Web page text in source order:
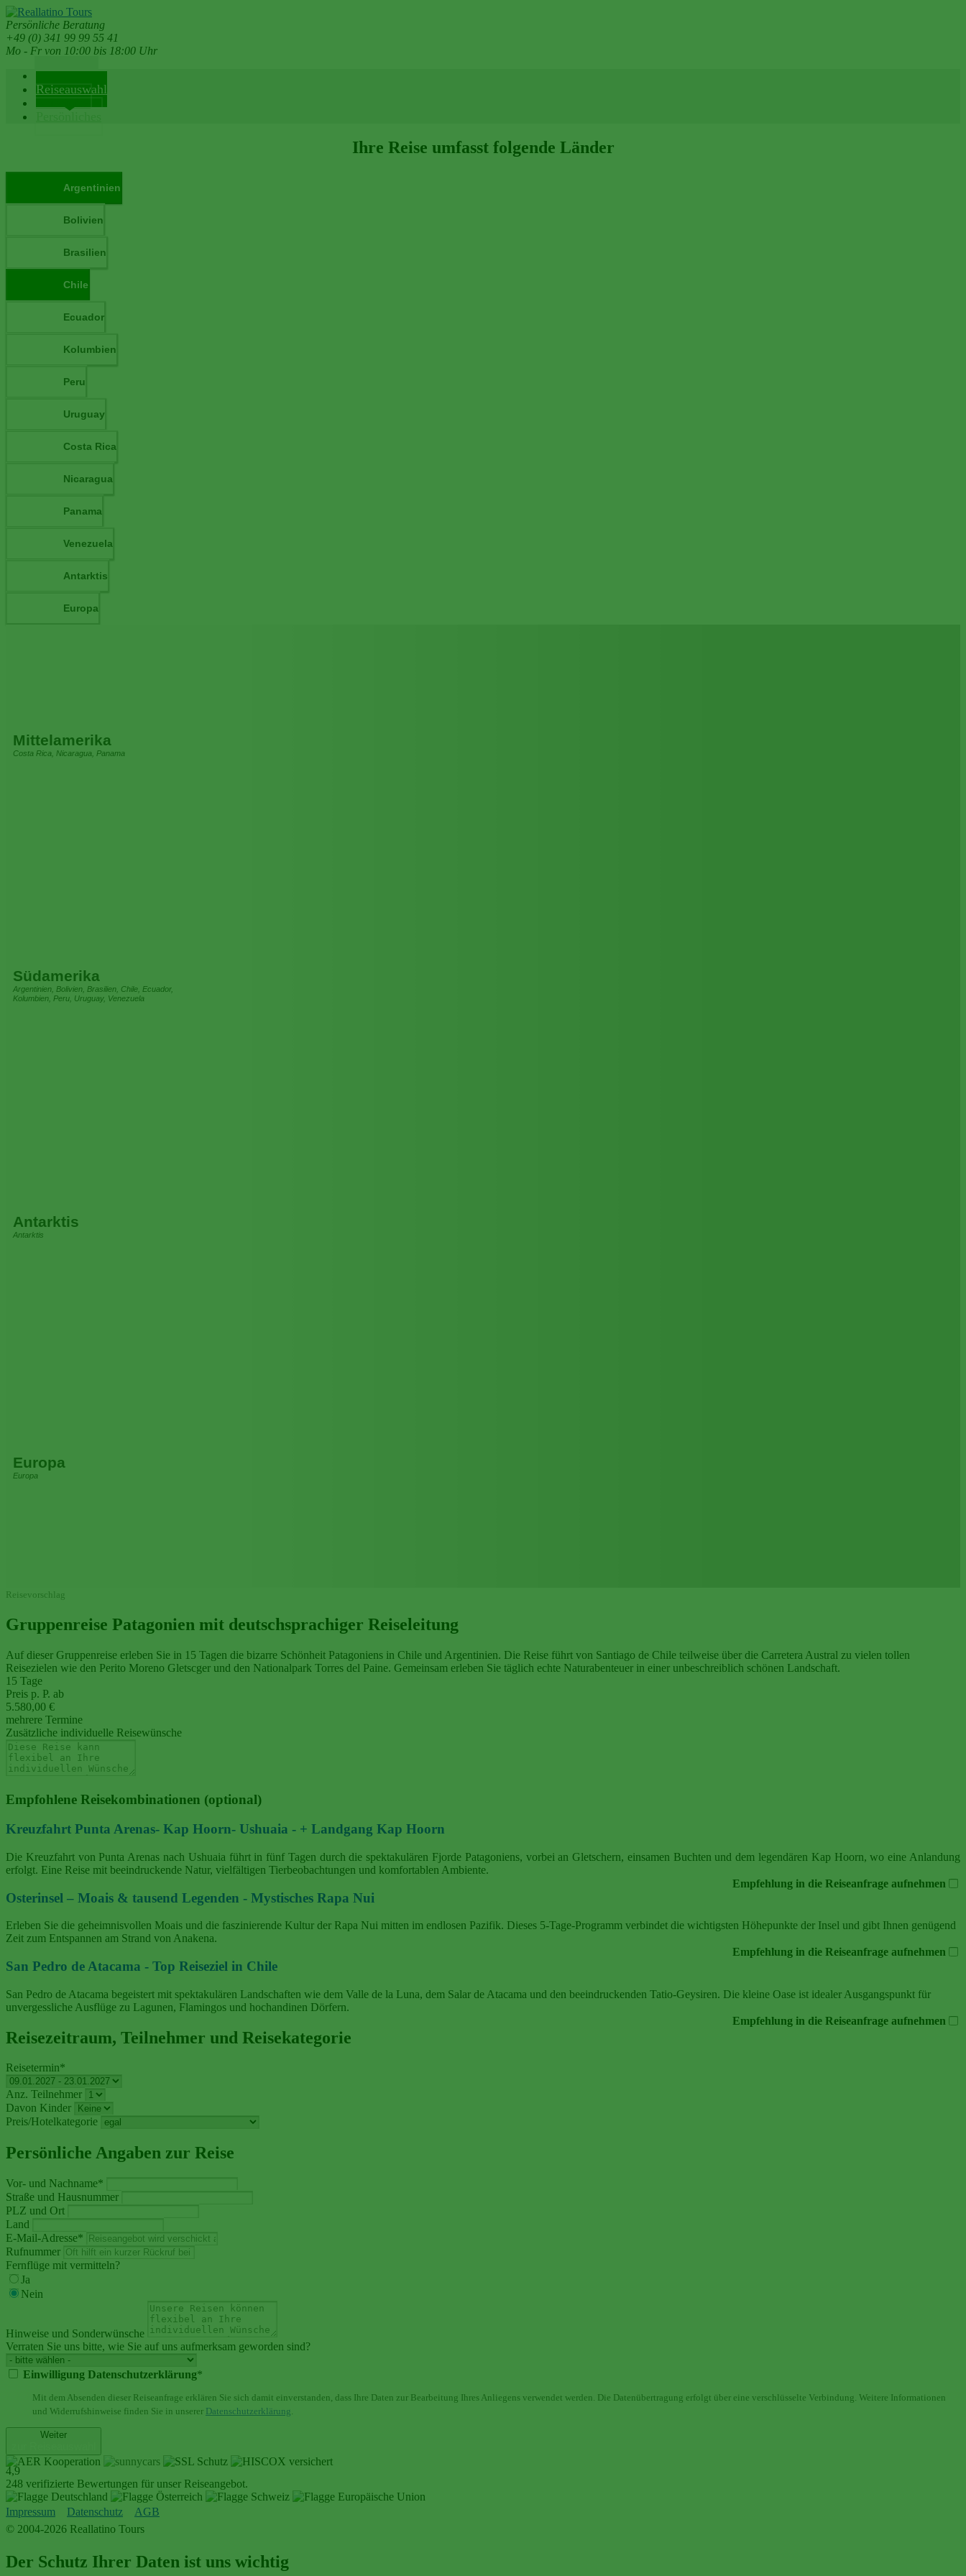
Persönliche Beratung
+49 (0) 341 99 99 55 41
Mo - Fr von 10:00 bis 18:00 Uhr
Reiseländer
Reiseauswahl
Ihre Reise umfasst folgende Länder
Argentinien
Bolivien
Brasilien
Chile
Ecuador
Kolumbien
Peru
Uruguay
Costa Rica
Nicaragua
Panama
Venezuela
Antarktis
Europa
Mittelamerika
Costa Rica, Nicaragua, Panama
Südamerika
Argentinien, Bolivien, Brasilien, Chile, Ecuador,
Kolumbien, Peru, Uruguay, Venezuela
Antarktis
Antarktis
Europa
Europa
Reisevorschlag
Gruppenreise Patagonien mit deutschsprachiger Reiseleitung
Auf dieser Gruppenreise erleben Sie in 15 Tagen die bizarre Schönheit Patagoniens in Chile und Argentinien. Die Reise führt von Santiago de Chile teilweise über die Carretera Austral zu vielen tollen
Reisezielen wie den Perito Moreno Gletscger und den Nationalpark Torres del Paine. Gemeinsam erleben Sie täglich echte Naturabenteuer in einer unbeschreiblich schönen Landschaft.
15 Tage
Preis p. P. ab
5.580,00 €
mehrere Termine
Zusätzliche individuelle Reisewünsche
Empfohlene Reisekombinationen (optional)
Kreuzfahrt Punta Arenas- Kap Hoorn- Ushuaia - + Landgang Kap Hoorn
Die Kreuzfahrt von Punta Arenas nach Ushuaia führt in fünf Tagen durch die spektakulären Fjorde Patagoniens, vorbei an Gletschern, einsamen Buchten und dem legendären Kap Hoorn, wo eine Anlandung
erfolgt. Eine Reise mit beeindruckende Natur, vielfältigen Tierbeobachtungen und komfortablen Ambiente.
Empfehlung in die Reiseanfrage aufnehmen
Osterinsel – Moais & tausend Legenden - Mystisches Rapa Nui
Erleben Sie die geheimnisvollen Moais und die faszinierende Kultur der Rapa Nui mitten im endlosen Pazifik. Dieses 5‑Tage‑Programm verbindet die wichtigsten Höhepunkte der Insel und gibt Ihnen genügend
Zeit zum Entspannen am Strand von Anakena.
Empfehlung in die Reiseanfrage aufnehmen
San Pedro de Atacama - Top Reiseziel in Chile
San Pedro de Atacama begeistert mit spektakulären Landschaften wie dem Valle de la Luna, dem Salar de Atacama und den beeindruckenden Tatio‑Geysiren. Die kleine Oase ist idealer Ausgangspunkt für
unvergessliche Ausflüge zu Lagunen, Flamingos und hochandinen Dörfern.
Empfehlung in die Reiseanfrage aufnehmen
Reisezeitraum, Teilnehmer und Reisekategorie
Reisetermin*
Anz. Teilnehmer
Davon Kinder
Preis/Hotelkategorie
Persönliche Angaben zur Reise
Vor- und Nachname*
Straße und Hausnummer
PLZ und Ort
Land
E-Mail-Adresse*
Rufnummer
Fernflüge mit vermitteln?
Ja
Nein
Hinweise und Sonderwünsche
Verraten Sie uns bitte, wie Sie auf uns aufmerksam geworden sind?
Einwilligung Datenschutzerklärung*
Mit dem Absenden dieser Reiseanfrage erklären Sie sich damit einverstanden, dass Ihre Daten zur Bearbeitung Ihres Anliegens verwendet werden. Die Datenübertragung erfolgt über eine verschlüsselte Verbindung. Weitere Informationen
und Widerrufshinweise finden Sie in unserer Datenschutzerklärung.
Weiter
4,9
248 verifizierte Bewertungen für unser Reiseangebot.
Impressum Datenschutz
AGB
© 2004-2026 Reallatino Tours
Der Schutz Ihrer Daten ist uns wichtig